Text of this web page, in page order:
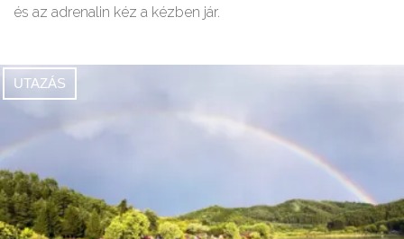
és az adrenalin kéz a kézben jár.
UTAZÁS